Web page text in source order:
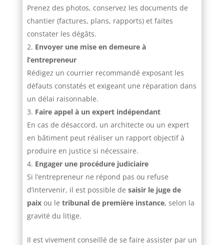
Prenez des photos, conservez les documents de
chantier (factures, plans, rapports) et faites
constater les dégâts.
Envoyer une mise en demeure à
l’entrepreneur
Rédigez un courrier recommandé exposant les
défauts constatés et exigeant une réparation dans
un délai raisonnable.
Faire appel à un expert indépendant
En cas de désaccord, un architecte ou un expert
en bâtiment peut réaliser un rapport objectif à
produire en justice si nécessaire.
Engager une procédure judiciaire
Si l’entrepreneur ne répond pas ou refuse
d’intervenir, il est possible de saisir le juge de
paixou le tribunal de première instance, selon la
gravité du litige.
Il est vivement conseillé de se faire assister par un